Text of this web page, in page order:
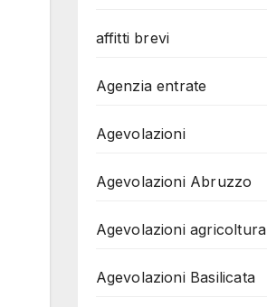
affitti brevi
Agenzia entrate
Agevolazioni
Agevolazioni Abruzzo
Agevolazioni agricoltura
Agevolazioni Basilicata